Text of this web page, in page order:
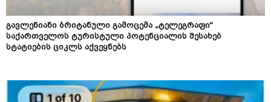
გავლენიანი ბრიტანული გამოცემა „ტელეგრაფი“
საქართველოს ტურისტული პოტენციალის შესახებ
სტატიების ციკლს აქვეყნებს